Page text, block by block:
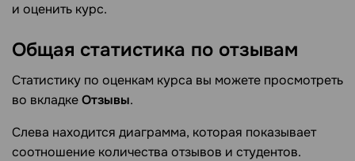
и оценить курс.
Общая статистика по отзывам
Статистику по оценкам курса вы можете просмотреть
во вкладкеОтзывы.
Слева находится диаграмма, которая показывает
соотношение количества отзывов и студентов.